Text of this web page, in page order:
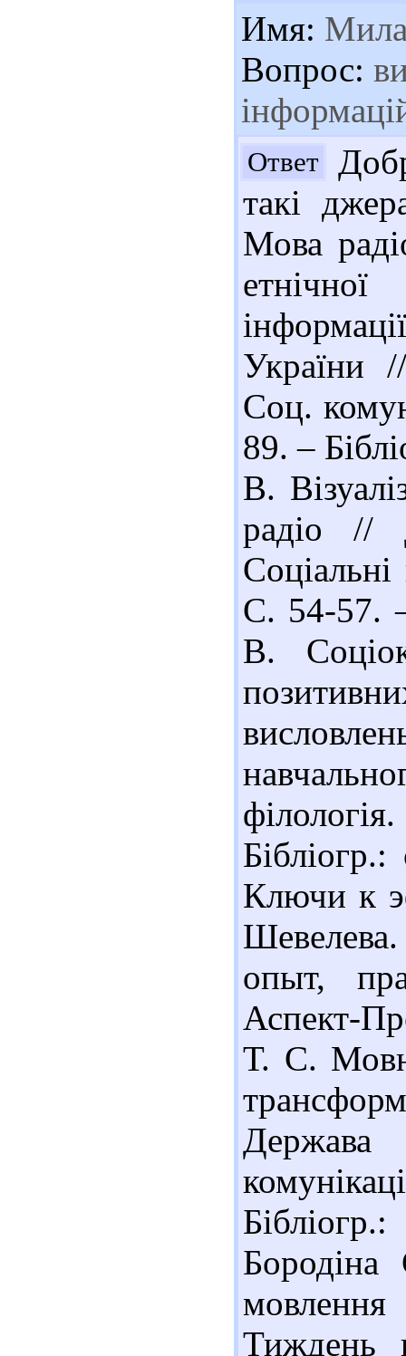
Имя:
Вопрос:
Ответ
такі
Мова
України
Соц.
89. –
В.
радіо //
С. 54-57.
В.
Ключи к
опыт,
Аспект-
Т. С.
Тиждень